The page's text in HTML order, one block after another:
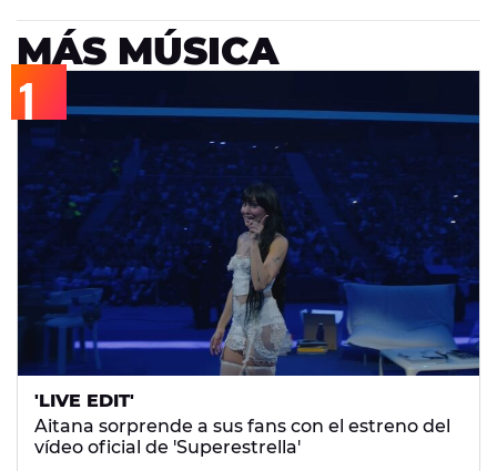
MÁS MÚSICA
'LIVE EDIT'
Aitana sorprende a sus fans con el estreno del
vídeo oficial de 'Superestrella'